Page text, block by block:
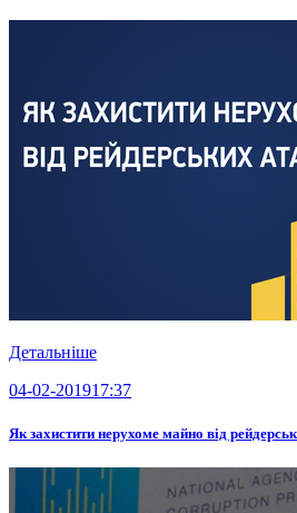
Детальніше
04-02-201917:37
Як захистити нерухоме майно від